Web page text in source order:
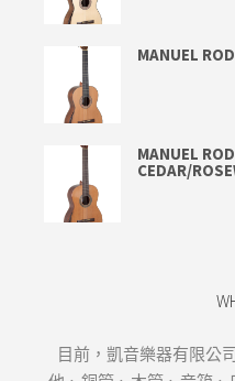
MANUEL
MANUEL
CEDAR/
目前，凱音樂器有限公